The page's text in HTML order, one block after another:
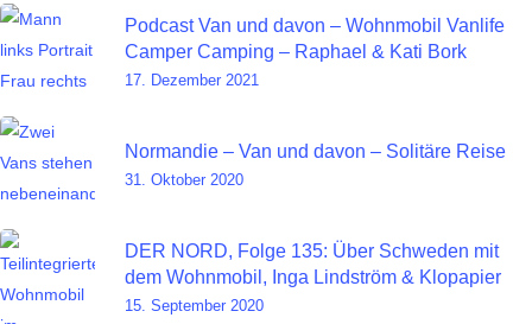
Podcast Van und davon – Wohnmobil Vanlife
Camper Camping – Raphael & Kati Bork
17. Dezember 2021
Normandie – Van und davon – Solitäre Reise
31. Oktober 2020
DER NORD, Folge 135: Über Schweden mit
dem Wohnmobil, Inga Lindström & Klopapier
15. September 2020